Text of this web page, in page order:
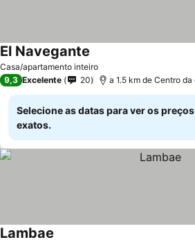
Casa/apartamento inteiro
El Navegante
9,3 Excelente 20 a 1.5 km de Centro
Selecione as datas para ver os preços
exatos.
Lambae